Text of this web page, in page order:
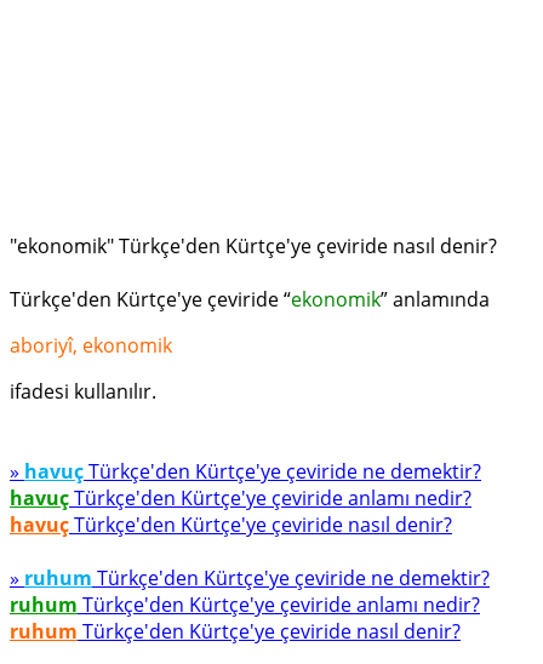
"ekonomik" Türkçe'den Kürtçe'ye çeviride nasıl denir?
Türkçe'den Kürtçe'ye çeviride “ekonomik” anlamında
aboriyî, ekonomik
ifadesi kullanılır.
» havuçTürkçe'den Kürtçe'ye çeviride ne demektir?
havuçTürkçe'den Kürtçe'ye çeviride anlamı nedir?
havuçTürkçe'den Kürtçe'ye çeviride nasıl denir?
» ruhum Türkçe'den Kürtçe'ye çeviride ne demektir?
ruhum Türkçe'den Kürtçe'ye çeviride anlamı nedir?
ruhum Türkçe'den Kürtçe'ye çeviride nasıl denir?